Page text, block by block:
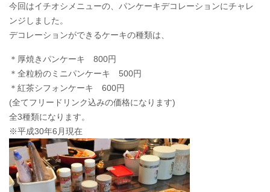
今回はイチオシメニューの、パンケーキデコレーションにチャレ
ンジしました。
デコレーションができるケーキの種類は、
＊厚焼きパンケーキ 800円
＊全粒粉のミニパンケーキ 500円
＊紅茶シフォンケーキ 600円
(全てフリードリンク込みの価格になります)
全3種類になります。
※平成30年6月現在